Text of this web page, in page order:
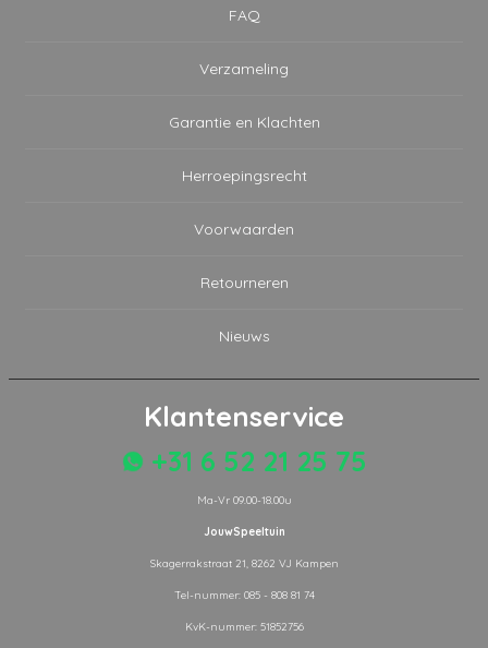
FAQ
Verzameling
Garantie en Klachten
Herroepingsrecht
Voorwaarden
Retourneren
Nieuws
Klantenservice
+31 6 52 21 25 75
Ma-Vr 09.00-18.00u
JouwSpeeltuin
Skagerrakstraat 21, 8262 VJ Kampen
Tel-nummer: 085 - 808 81 74
KvK-nummer: 51852756